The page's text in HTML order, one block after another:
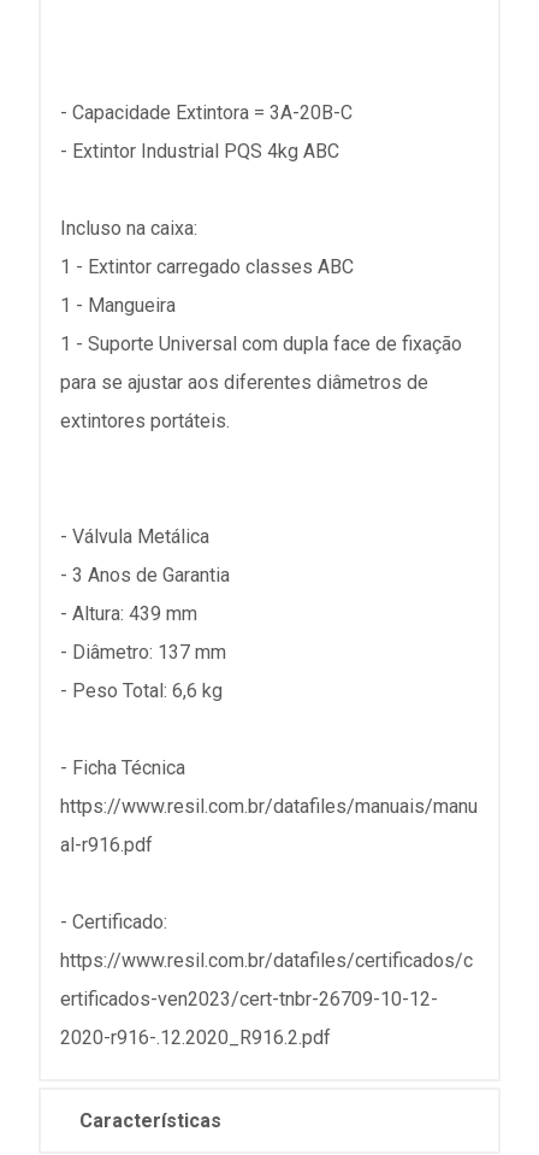
- Capacidade Extintora = 3A-20B-C
- Extintor Industrial PQS 4kg ABC
Incluso na caixa:
1 - Extintor carregado classes ABC
1 - Mangueira
1 - Suporte Universal com dupla face de fixação
para se ajustar aos diferentes diâmetros de
extintores portáteis.
- Válvula Metálica
- 3 Anos de Garantia
- Altura: 439 mm
- Diâmetro: 137 mm
- Peso Total: 6,6 kg
- Ficha Técnica
https://www.resil.com.br/datafiles/manuais/manu
al-r916.pdf
- Certificado:
https://www.resil.com.br/datafiles/certificados/c
ertificados-ven2023/cert-tnbr-26709-10-12-
2020-r916-.12.2020_R916.2.pdf
Características